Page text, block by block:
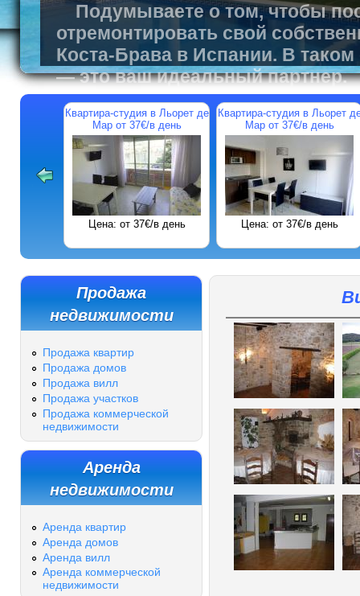
Подумываете о том, чтобы
отремонтировать свой
Коста-Брава в Испании. В
— это ваш идеальный партнер.
Квартира-студия в Льорет де
Мар от 37€/в день
Цена: от 37€/в день
Квартира-студия в Льорет
Мар от 37€/в день
Цена: от 37€/в день
Продажа
недвижимости
Продажа квартир
Продажа домов
Продажа вилл
Продажа участков
Продажа коммерческой
недвижимости
Аренда
недвижимости
Аренда квартир
Аренда домов
Аренда вилл
Аренда коммерческой
недвижимости